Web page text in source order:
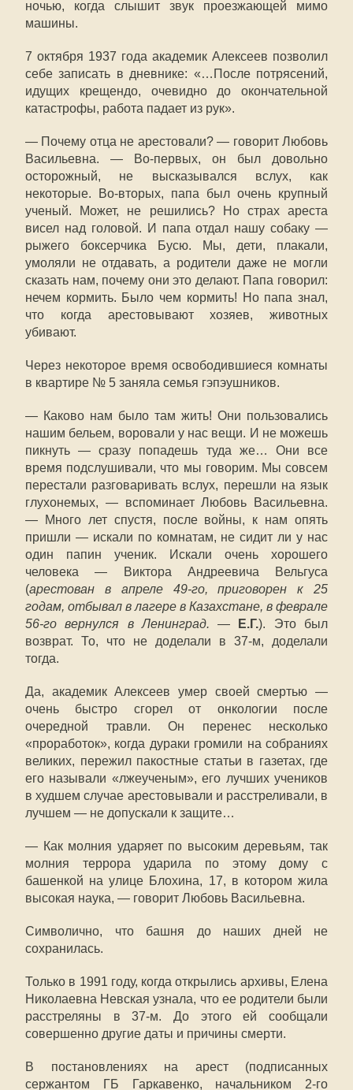
ночью, когда слышит звук проезжающей мимо
машины.
7 октября 1937 года академик Алексеев позволил
себе записать в дневнике: «…После потрясений,
идущих крещендо, очевидно до окончательной
катастрофы, работа падает из рук».
— Почему отца не арестовали? — говорит Любовь
Васильевна. — Во-первых, он был довольно
осторожный, не высказывался вслух, как
некоторые. Во-вторых, папа был очень крупный
ученый. Может, не решились? Но страх ареста
висел над головой. И папа отдал нашу собаку —
рыжего боксерчика Бусю. Мы, дети, плакали,
умоляли не отдавать, а родители даже не могли
сказать нам, почему они это делают. Папа говорил:
нечем кормить. Было чем кормить! Но папа знал,
что когда арестовывают хозяев, животных
убивают.
Через некоторое время освободившиеся комнаты
в квартире № 5 заняла семья гэпэушников.
— Каково нам было там жить! Они пользовались
нашим бельем, воровали у нас вещи. И не можешь
пикнуть — сразу попадешь туда же… Они все
время подслушивали, что мы говорим. Мы совсем
перестали разговаривать вслух, перешли на язык
глухонемых, — вспоминает Любовь Васильевна.
— Много лет спустя, после войны, к нам опять
пришли — искали по комнатам, не сидит ли у нас
один папин ученик. Искали очень хорошего
человека — Виктора Андреевича Вельгуса
(арестован в апреле 49-го, приговорен к 25
годам, отбывал в лагере в Казахстане, в феврале
56-го вернулся в Ленинград. — Е.Г.). Это был
возврат. То, что не доделали в 37-м, доделали
тогда.
Да, академик Алексеев умер своей смертью —
очень быстро сгорел от онкологии после
очередной травли. Он перенес несколько
«проработок», когда дураки громили на собраниях
великих, пережил пакостные статьи в газетах, где
его называли «лжеученым», его лучших учеников
в худшем случае арестовывали и расстреливали, в
лучшем — не допускали к защите…
— Как молния ударяет по высоким деревьям, так
молния террора ударила по этому дому с
башенкой на улице Блохина, 17, в котором жила
высокая наука, — говорит Любовь Васильевна.
Символично, что башня до наших дней не
сохранилась.
Только в 1991 году, когда открылись архивы, Елена
Николаевна Невская узнала, что ее родители были
расстреляны в 37-м. До этого ей сообщали
совершенно другие даты и причины смерти.
В постановлениях на арест (подписанных
сержантом ГБ Гаркавенко, начальником 2-го